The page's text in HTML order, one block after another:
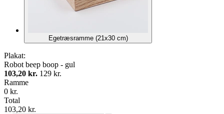
Egetræsramme (21x30 cm)
Plakat:
Robot beep boop - gul
103,20 kr. 129 kr.
Ramme
0 kr.
Total
103,20 kr.